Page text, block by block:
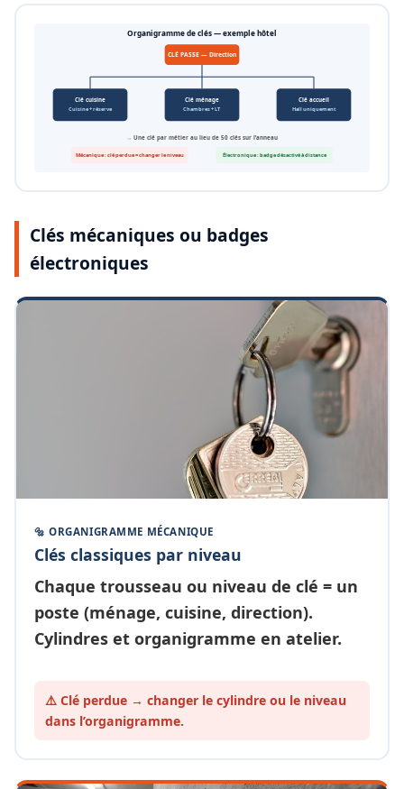
Organigramme de clés — exemple hôtel
CLÉ PASSE — Direction
Clé cuisine
Cuisine + réserve
Clé ménage
Chambres + LT
Clé accueil
Hall uniquement
→ Une clé par métier au lieu de 50 clés sur l’anneau
Mécanique : clé perdue = changer le niveau Électronique : badge désactivé à distance
Clés mécaniques ou badges
électroniques
🔩 ORGANIGRAMME MÉCANIQUE
Clés classiques par niveau
Chaque trousseau ou niveau de clé = un
poste (ménage, cuisine, direction).
Cylindres et organigramme en atelier.
⚠️ Clé perdue → changer le cylindre ou le niveau
dans l’organigramme.